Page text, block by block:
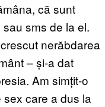
că sunt
sms de la el.
nerăbdarea
– și-a dat
Am simțit-o
care a dus la